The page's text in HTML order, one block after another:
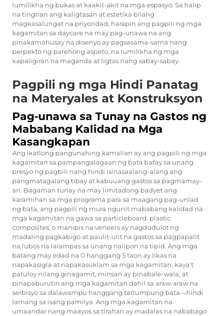
lumilikha ng bukas at kaakit-akit na mga espasyo. Sa halip
na tingnan ang kaligtasan at estetika bilang
magkasalungat na priyoridad, harapin ang pagpili ng mga
kagamitan sa daycare na may pag-unawa na ang
pinakamahusay na disenyo ay pagsasama-sama nang
perpekto ng parehong aspeto, na lumilikha ng mga
kapaligiran na maganda at ligtas nang sabay-sabay.
Pagpili ng mga Hindi Panatag
na Materyales at Konstruksyon
Pag-unawa sa Tunay na Gastos ng
Mababang Kalidad na Mga
Kasangkapan
Ang ikatlong pangunahing kamalian ay ang pagpili ng mga
kagamitan sa pampangalagaan ng bata batay sa unang
presyo ng pagbili nang hindi isinasaalang-alang ang
pangmatagalang tibay at kabuuang gastos sa pagmamay-
ari. Bagaman tunay na may limitadong badyet ang
karamihan sa mga programa para sa maagang pag-unlad
ng bata, ang pagpili ng mura ngunit mababang kalidad na
mga kagamitan na gawa sa particleboard, plastic
composites, o manipis na veneers ay nagdudulot ng
madaling pagkabigo at paulit-ulit na gastos sa pagpapalit
na lubos na lalampas sa unang naiipon na tipid. Ang mga
batang may edad na 0 hanggang 5 taon ay likas na
napakasigla at napakasuklam sa mga kagamitan, kaya’t
patuloy nilang ginagamit, minsan ay binabale-wala, at
pinapaburutin ang mga kagamitan dahil sa araw-araw na
serbisyo sa dalawampu hanggang tatlumpung bata—hindi
lamang sa isang pamilya. Ang mga kagamitan na
umaandar nang maayos sa tirahan ay madalas na nababago